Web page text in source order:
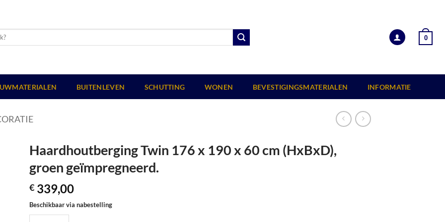
0
BUITENLEVEN SCHUTTING WONEN BEVESTIGINGSMATERIALEN INFORMATIE
Haardhoutberging Twin 176 x 190 x 60 cm (HxBxD),
groen geïmpregneerd.
€ 339,00
Beschikbaar via nabestelling